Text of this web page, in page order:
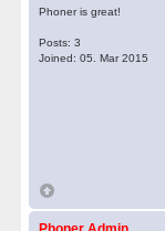
Phoner is great!
Posts: 3
Joined: 05. Mar 2015